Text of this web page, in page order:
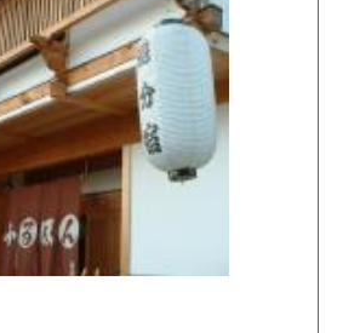
330円